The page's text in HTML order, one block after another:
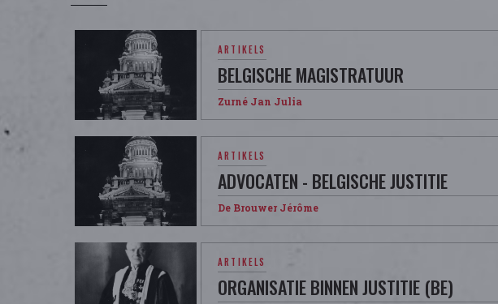
ARTIKELS
BELGISCHE MAGISTRATUUR
Zurné Jan Julia
ARTIKELS
ADVOCATEN - BELGISCHE JUSTITIE
De Brouwer Jérôme
ARTIKELS
ORGANISATIE BINNEN JUSTITIE (BE)